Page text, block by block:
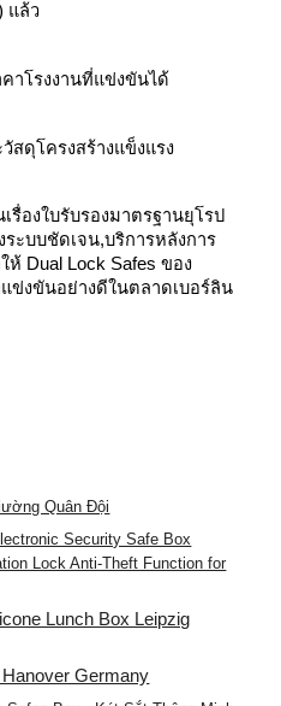
แล้ว
าโรงงานที่แข่งขันได้
สดุโครงสร้างแข็งแรง
รื่องใบรับรองมาตรฐานยุโรป
ะบบชัดเจน,บริการหลังการ
ห้ Dual Lock Safes ของ
ข่งขันอย่างดีในตลาดเบอร์ลิน
Quân Đội
Security Safe Box
Lock Anti-Theft Function for
Lunch Box Leipzig
Germany